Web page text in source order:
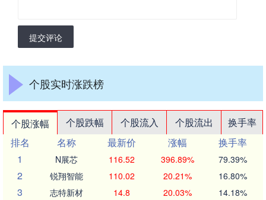
提交评论
个股实时涨跌榜
个股涨幅 个股跌幅 个股流入 个股流出
换手率
排名
名称 最新价 涨幅
换手率
1
N展芯 116.52 396.89% 79.39%
2 锐翔智能 110.02 20.21% 16.80%
3 志特新材 14.8 20.03% 14.18%